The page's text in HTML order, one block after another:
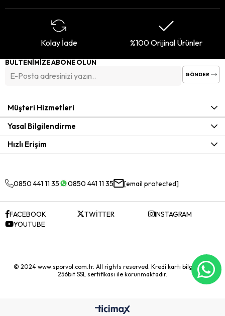
Kolay İade %100 Orijinal Ürünler
BÜLTENİMİZE ABONE OLUN
GÖNDER
Müşteri Hizmetleri
Yasal Bilgilendirme
Hızlı Erişim
0850 441 11 35 0850 441 11 35 [email protected]
FACEBOOK TWİTTER
INSTAGRAM
YOUTUBE
© 2024 www.sporvol.com.tr. All rights reserved. Kredi kartı bilgileriniz
256bit SSL sertifikası ile korunmaktadır.